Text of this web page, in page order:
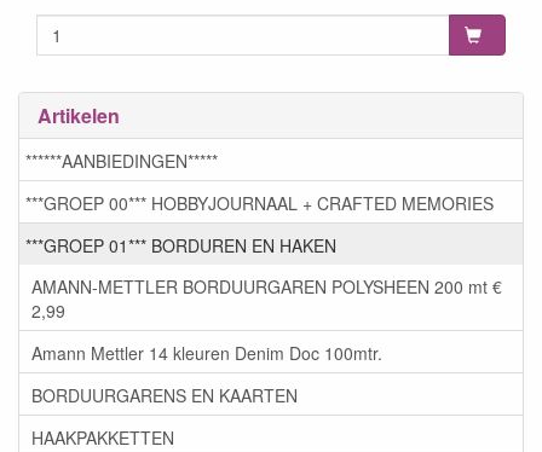
Artikelen
******AANBIEDINGEN*****
***GROEP 00*** HOBBYJOURNAAL + CRAFTED MEMORIES
***GROEP 01*** BORDUREN EN HAKEN
AMANN-METTLER BORDUURGAREN POLYSHEEN 200 mt €
2,99
Amann Mettler 14 kleuren Denim Doc 100mtr.
BORDUURGARENS EN KAARTEN
HAAKPAKKETTEN